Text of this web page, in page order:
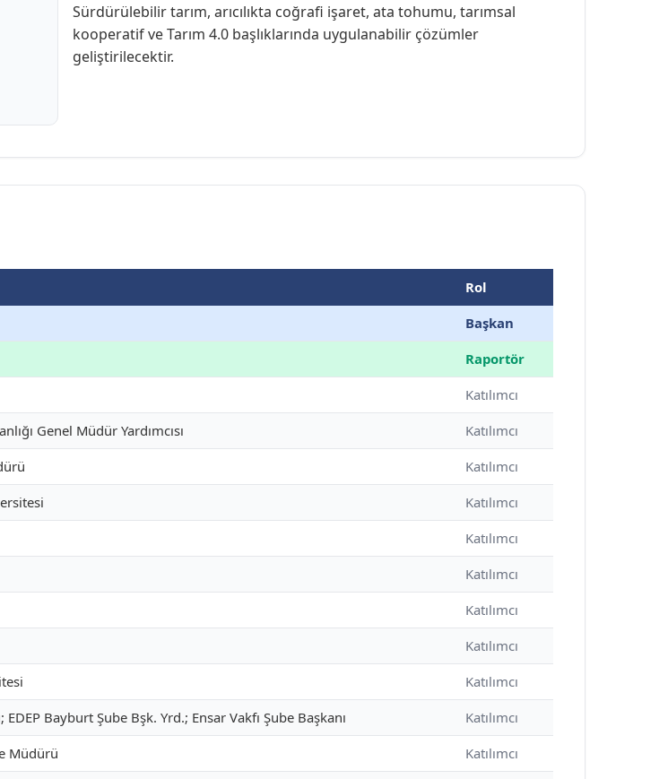
Sürdürülebilir tarım, arıcılıkta coğrafi işaret, ata tohumu, tarımsal
kooperatif ve Tarım 4.0 başlıklarında uygulanabilir çözümler
geliştirilecektir.
Rol
Başkan
Raportör
Katılımcı
Genel Müdür Yardımcısı
Katılımcı
Katılımcı
Katılımcı
Katılımcı
Katılımcı
Katılımcı
Katılımcı
Katılımcı
Bayburt Şube Bşk. Yrd.; Ensar Vakfı Şube Başkanı
Katılımcı
Müdürü
Katılımcı